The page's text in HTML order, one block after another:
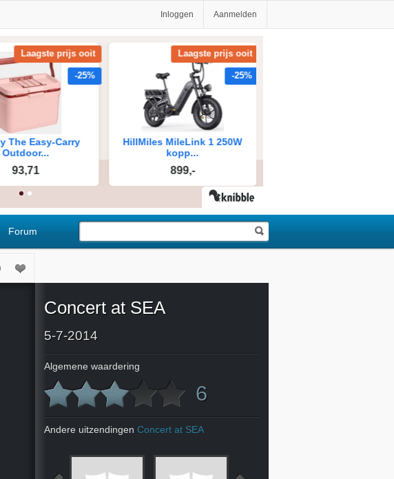
Inloggen Aanmelden
Forum
Concert at SEA
5-7-2014
Algemene waardering
6
Andere uitzendingen Concert at SEA